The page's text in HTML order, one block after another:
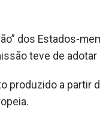
dos Estados-
teve de
produzido a partir